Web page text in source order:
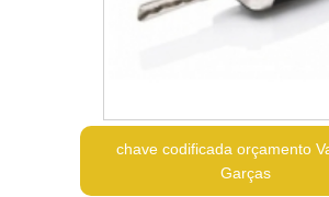
chave codificada orçamento
Garças